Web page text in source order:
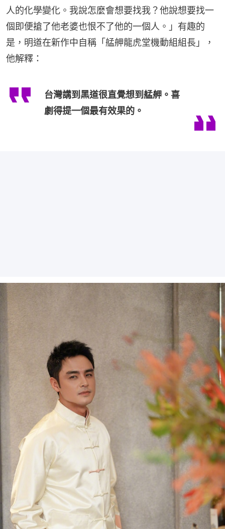
人的化學變化。我說怎麼會想要找我？他說想要找一
個即便搶了他老婆也恨不了他的一個人。」有趣的
是，明道在新作中自稱「艋舺龍虎堂機動組組長」，
他解釋：
台灣講到黑道很直覺想到艋舺。喜
劇得提一個最有效果的。